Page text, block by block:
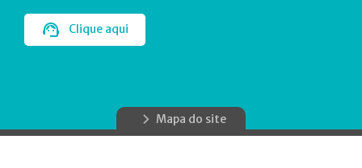
Clique aqui
Mapa do site